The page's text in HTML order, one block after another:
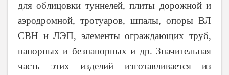
для облицовки туннелей, плиты дорожной и
аэродромной, тротуаров, шпалы, опоры ВЛ
СВН и ЛЭП, элементы ограждающих труб,
напорных и безнапорных и др. Значительная
часть этих изделий изготавливается из